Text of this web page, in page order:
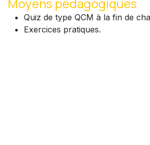
Quiz de type QCM à la fin de
Exercices pratiques.